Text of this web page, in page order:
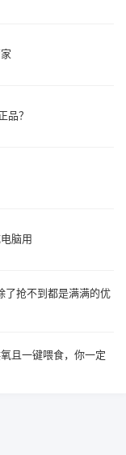
品？
脑用
了抢不到都是满满的优
且一键喂食，你一定